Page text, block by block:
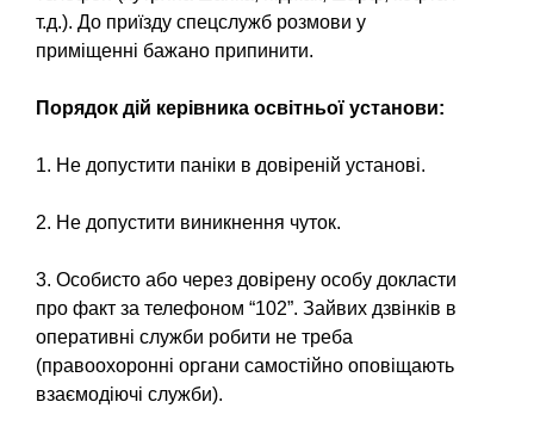
т.д.). До приїзду спецслужб розмови у
приміщенні бажано припинити.
Порядок дій керівника освітньої установи:
1. Не допустити паніки в довіреній установі.
2. Не допустити виникнення чуток.
3. Особисто або через довірену особу докласти
про факт за телефоном “102”. Зайвих дзвінків в
оперативні служби робити не треба
(правоохоронні органи самостійно оповіщають
взаємодіючі служби).